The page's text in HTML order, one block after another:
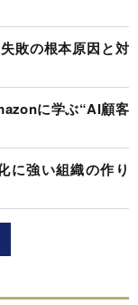
敗の根本原因と対
に学ぶ“AI顧客
に強い組織の作り